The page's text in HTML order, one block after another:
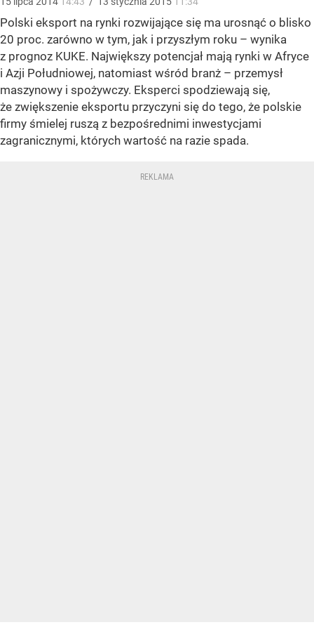
Polski eksport na rynki rozwijające się ma urosnąć o blisko
20 proc. zarówno w tym, jak i przyszłym roku – wynika
z prognoz KUKE. Największy potencjał mają rynki w Afryce
i Azji Południowej, natomiast wśród branż – przemysł
maszynowy i spożywczy. Eksperci spodziewają się,
że zwiększenie eksportu przyczyni się do tego, że polskie
firmy śmielej ruszą z bezpośrednimi inwestycjami
zagranicznymi, których wartość na razie spada.